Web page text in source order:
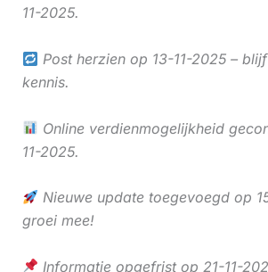
11-2025.
Post herzien op 13-11-2025 –
kennis.
Online verdienmogelijkheid
11-2025.
Nieuwe update toegevoegd op
groei mee!
Informatie opgefrist op 21-11-